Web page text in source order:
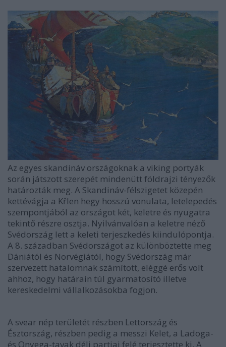
Az egyes skandináv országoknak a viking portyák
során játszott szerepét mindenütt földrajzi tényezők
határozták meg. A Skandináv-félszigetet közepén
kettévágja a Křlen hegy hosszú vonulata, letelepedés
szempontjából az országot két, keletre és nyugatra
tekintő részre osztja. Nyilvánvalóan a keletre néző
Svédország lett a keleti terjeszkedés kiindulópontja.
A 8. században Svédországot az különböztette meg
Dániától és Norvégiától, hogy Svédország már
szervezett hatalomnak számított, eléggé erős volt
ahhoz, hogy határain túl gyarmatosító illetve
kereskedelmi vállalkozásokba fogjon.
A svear nép területét részben Lettország és
Észtország, részben pedig a messzi Kelet, a Ladoga-
és Onyega-tavak déli partjai felé terjesztette ki. A